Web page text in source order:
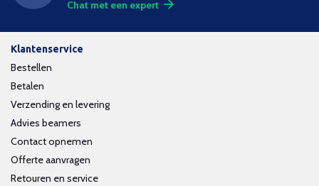
Chat met een expert
Klantenservice
Bestellen
Betalen
Verzending en levering
Advies beamers
Contact opnemen
Offerte aanvragen
Retouren en service